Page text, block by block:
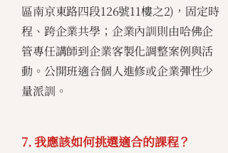
區南京東路四段126號11樓之2)，固定時
程、跨企業共學；企業內訓則由哈佛企
管專任講師到企業客製化調整案例與活
動。公開班適合個人進修或企業彈性少
量派訓。
7. 我應該如何挑選適合的課程？